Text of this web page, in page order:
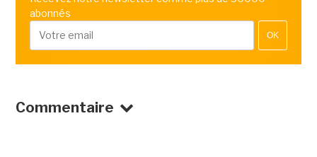
abonnés
OK
Commentaire